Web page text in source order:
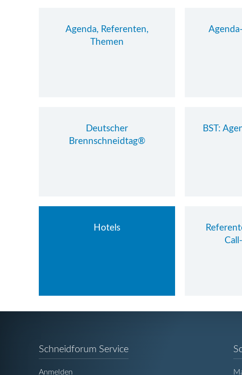
Agenda, Referenten,
Themen
Deutscher
Brennschneidtag®
BST:
Hotels
Schneidforum ServiceNavigation
überspringen
Anmelden